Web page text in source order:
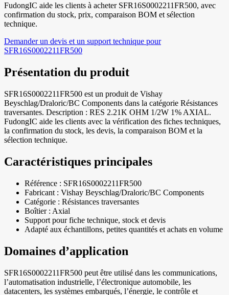
FudongIC aide les clients à acheter SFR16S0002211FR500, avec
confirmation du stock, prix, comparaison BOM et sélection
technique.
Demander un devis et un support technique pour
SFR16S0002211FR500
Présentation du produit
SFR16S0002211FR500 est un produit de Vishay
Beyschlag/Draloric/BC Components dans la catégorie Résistances
traversantes. Description : RES 2.21K OHM 1/2W 1% AXIAL.
FudongIC aide les clients avec la vérification des fiches techniques,
la confirmation du stock, les devis, la comparaison BOM et la
sélection technique.
Caractéristiques principales
Référence : SFR16S0002211FR500
Fabricant : Vishay Beyschlag/Draloric/BC Components
Catégorie : Résistances traversantes
Boîtier : Axial
Support pour fiche technique, stock et devis
Adapté aux échantillons, petites quantités et achats en volume
Domaines d’application
SFR16S0002211FR500 peut être utilisé dans les communications,
l’automatisation industrielle, l’électronique automobile, les
datacenters, les systèmes embarqués, l’énergie, le contrôle et